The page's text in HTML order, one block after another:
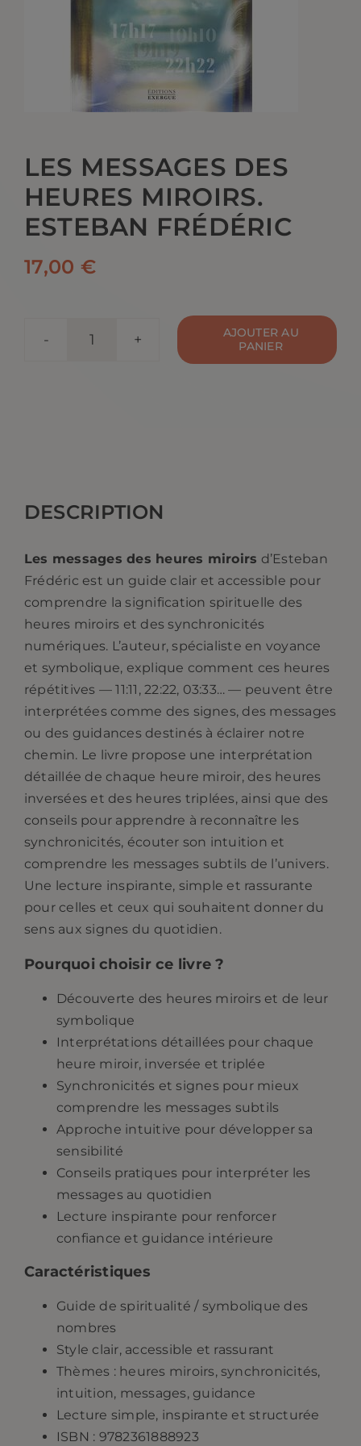
LES MESSAGES DES
HEURES MIROIRS.
ESTEBAN FRÉDÉRIC
17,00€
quantité
Esteban
AJOUTER AU
PANIER
DESCRIPTION
Les messages des heures miroirs d’Esteban
Frédéric est un guide clair et accessible pour
comprendre la signification spirituelle des
heures miroirs et des synchronicités
numériques. L’auteur, spécialiste en voyance
et symbolique, explique comment ces heures
répétitives — 11:11, 22:22, 03:33… — peuvent être
interprétées comme des signes, des messages
ou des guidances destinés à éclairer notre
chemin. Le livre propose une interprétation
détaillée de chaque heure miroir, des heures
inversées et des heures triplées, ainsi que des
conseils pour apprendre à reconnaître les
synchronicités, écouter son intuition et
comprendre les messages subtils de l’univers.
Une lecture inspirante, simple et rassurante
pour celles et ceux qui souhaitent donner du
sens aux signes du quotidien.
Pourquoi choisir ce livre ?
Découverte des heures miroirset de leur
symbolique
Interprétations détaillées pour chaque
heure miroir, inversée et triplée
Synchronicités et signespour mieux
comprendre les messages subtils
Approche intuitive pour développer sa
sensibilité
Conseils pratiques pour interpréter les
messages au quotidien
Lecture inspirante pour renforcer
confiance et guidance intérieure
Caractéristiques
Guide de spiritualité / symbolique des
nombres
Style clair, accessible et rassurant
Thèmes : heures miroirs, synchronicités,
intuition, messages, guidance
Lecture simple, inspirante et structurée
ISBN : 9782361888923